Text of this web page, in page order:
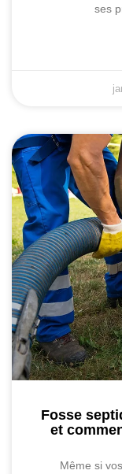
ses
Fosse
et
Même si